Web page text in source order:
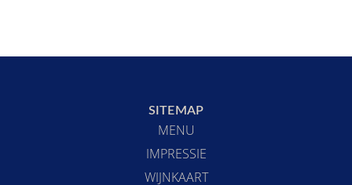
SITEMAP
MENU
IMPRESSIE
WIJNKAART